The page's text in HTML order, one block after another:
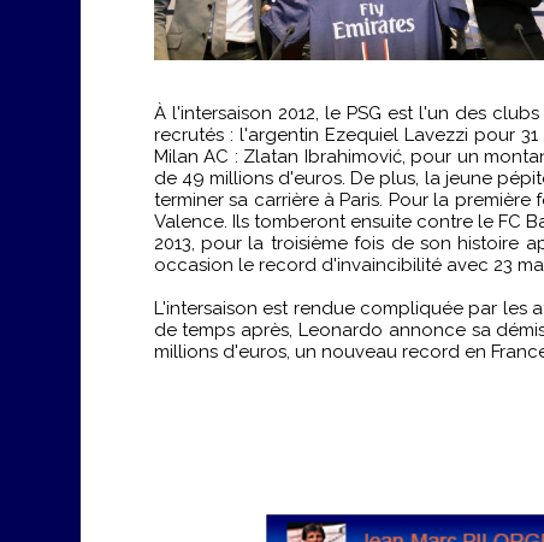
À l'intersaison 2012, le PSG est l'un des
recrutés : l'argentin Ezequiel Lavezzi pour
Milan AC : Zlatan Ibrahimović, pour un
de 49 millions d'euros. De plus, la jeune
terminer sa carrière à Paris. Pour la
Valence. Ils tomberont ensuite contre le FC
2013, pour la troisième fois de son histoire
occasion le record d'invaincibilité avec 23
L'intersaison est rendue compliquée par les
de temps après, Leonardo annonce sa
millions d'euros, un nouveau record en